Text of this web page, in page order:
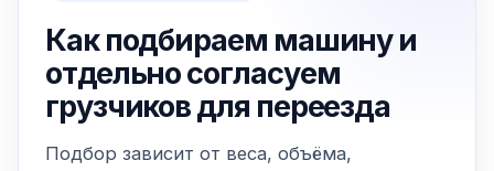
Как подбираем машину и
отдельно согласуем
грузчиков для переезда
Подбор зависит от веса, объёма,